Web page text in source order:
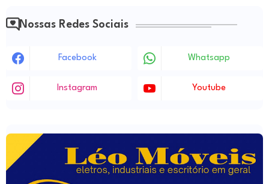
Nossas Redes Sociais
Facebook Whatsapp
Instagram Youtube